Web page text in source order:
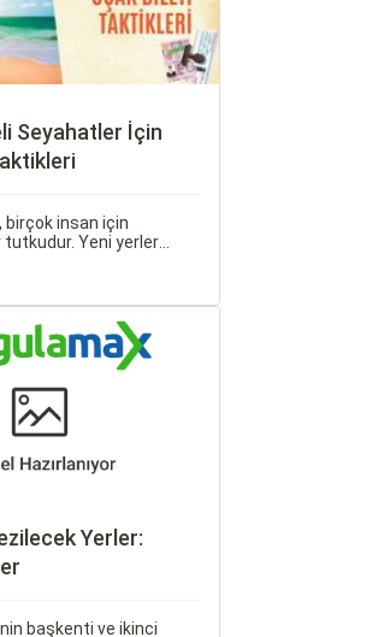
Seyahatler İçin
insan için
Yeni yerler
Yerler:
başkenti ve ikinci